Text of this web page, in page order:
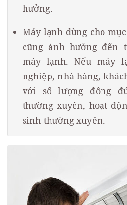
hưởng.
Máy lạnh dùng cho
cũng ảnh hưởng đến
máy lạnh. Nếu máy
nghiệp, nhà hàng,
với số lượng đông
thường xuyên, hoạt
sinh thường xuyên.